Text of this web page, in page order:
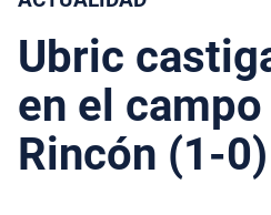
Ubric
en el
Rincón (1-0)